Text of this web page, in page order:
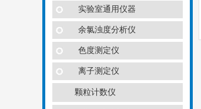
实验室通用仪器
余氯浊度分析仪
色度测定仪
离子测定仪
颗粒计数仪